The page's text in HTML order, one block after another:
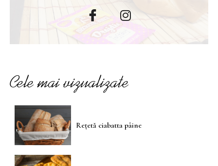
Cele mai vizualizate
Rețetă ciabatta pâine